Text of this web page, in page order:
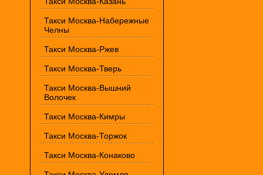
Такси Москва-Набережные
Челны
Такси Москва-Ржев
Такси Москва-Тверь
Такси Москва-Вышний
Волочек
Такси Москва-Кимры
Такси Москва-Торжок
Такси Москва-Конаково